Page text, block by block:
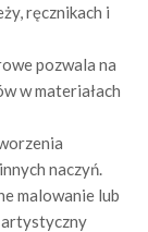
ręcznikach i
pozwala na
w materiałach
naczyń.
malowanie lub
artystyczny